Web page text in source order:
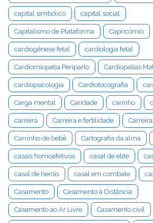
capital simbólico capital social
Capitalismo de Plataforma Capricórnio
cardiogênese fetal cardiologia fetal
Cardiomiopatia Periparto Cardiopatias
cardiopsicologia Cardiotocografia
Carga mental Caridade carinho
carreira Carreira e fertilidade
Carrinho de bebê Cartografia da alma
casais homoafetivos casal de elite
casal de heróis casal em combate
Casamento Casamento à Distância
Casamento ao Ar Livre Casamento civil